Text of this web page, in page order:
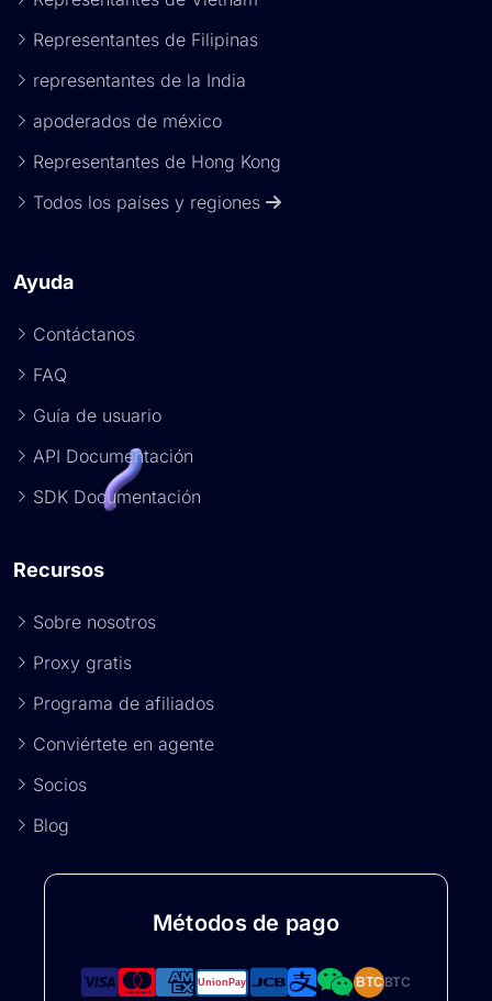
Representantes de Filipinas
representantes de la India
apoderados de méxico
Representantes de Hong Kong
Todos los países y regiones
Ayuda
Contáctanos
FAQ
Guía de usuario
API Documentación
SDK Documentación
Recursos
Sobre nosotros
Proxy gratis
Programa de afiliados
Conviértete en agente
Socios
Blog
Métodos de pago
BTCBTC